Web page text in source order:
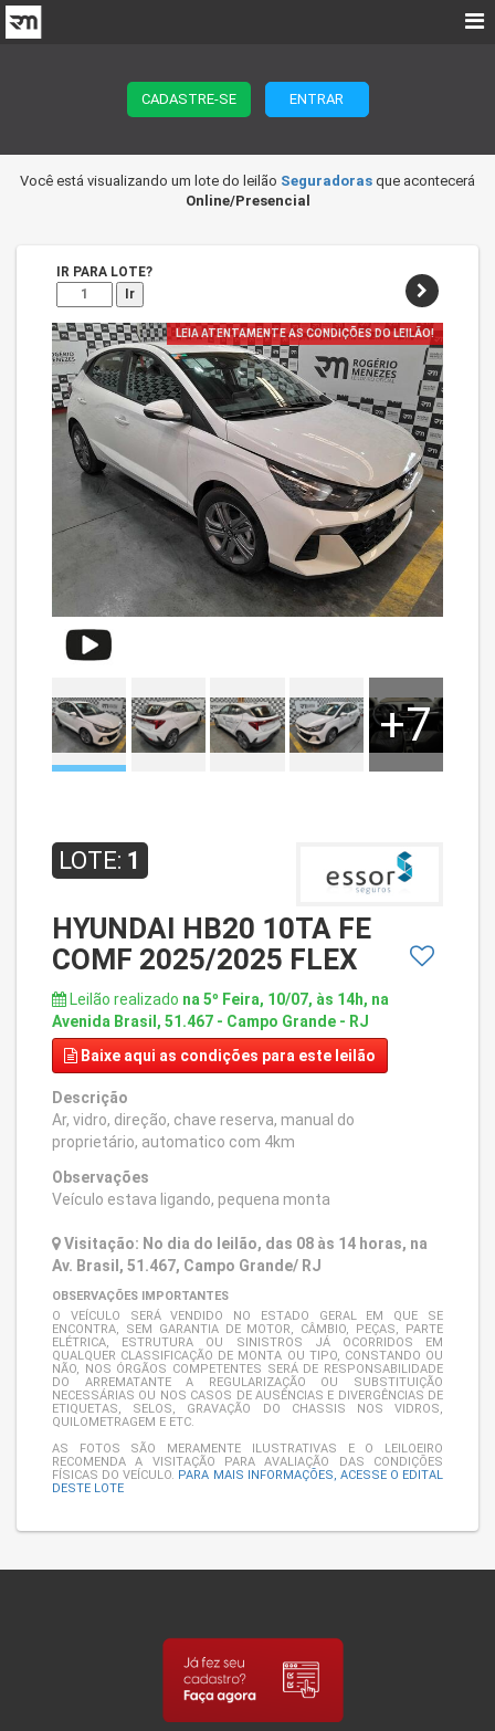
CADASTRE-SE ENTRAR
Você está visualizando um lote do leilão Seguradoras que acontecerá
Online/Presencial
IR PARA LOTE?
Ir
LEIA ATENTAMENTE AS CONDIÇÕES DO LEILÃO!
+7
LOTE: 1
HYUNDAI HB20 10TA FE
COMF 2025/2025 FLEX
Leilão realizado na 5º Feira, 10/07, às 14h, na
Avenida Brasil, 51.467 - Campo Grande - RJ
Baixe aqui as condições para este leilão
Descrição
Ar, vidro, direção, chave reserva, manual do
proprietário, automatico com 4km
Observações
Veículo estava ligando, pequena monta
Visitação: No dia do leilão, das 08 às 14 horas, na
Av. Brasil, 51.467, Campo Grande/ RJ
OBSERVAÇÕES IMPORTANTES
O VEÍCULO SERÁ VENDIDO NO ESTADO GERAL EM QUE SE
ENCONTRA, SEM GARANTIA DE MOTOR, CÂMBIO, PEÇAS, PARTE
ELÉTRICA, ESTRUTURA OU SINISTROS JÁ OCORRIDOS EM
QUALQUER CLASSIFICAÇÃO DE MONTA OU TIPO, CONSTANDO OU
NÃO, NOS ÓRGÃOS COMPETENTES SERÁ DE RESPONSABILIDADE
DO ARREMATANTE A REGULARIZAÇÃO OU SUBSTITUIÇÃO
NECESSÁRIAS OU NOS CASOS DE AUSÊNCIAS E DIVERGÊNCIAS DE
ETIQUETAS, SELOS, GRAVAÇÃO DO CHASSIS NOS VIDROS,
QUILOMETRAGEM E ETC.
AS FOTOS SÃO MERAMENTE ILUSTRATIVAS E O LEILOEIRO
RECOMENDA A VISITAÇÃO PARA AVALIAÇÃO DAS CONDIÇÕES
FÍSICAS DO VEÍCULO. PARA MAIS INFORMAÇÕES, ACESSE O EDITAL
DESTE LOTE